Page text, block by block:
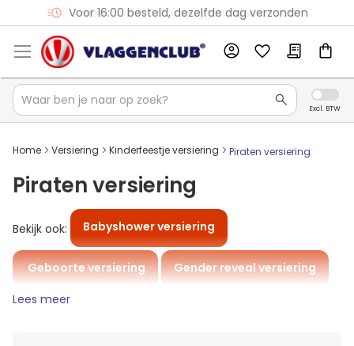
Voor 16:00 besteld, dezelfde dag verzonden
Home Versiering Kinderfeestje versiering Piraten versiering
Piraten versiering
Bekijk ook: Babyshower versiering
Geboorte versiering
Gender reveal versiering
Lees meer